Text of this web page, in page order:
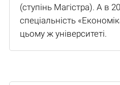
(ступінь Магістра). А в
спеціальність
цьому ж університеті.